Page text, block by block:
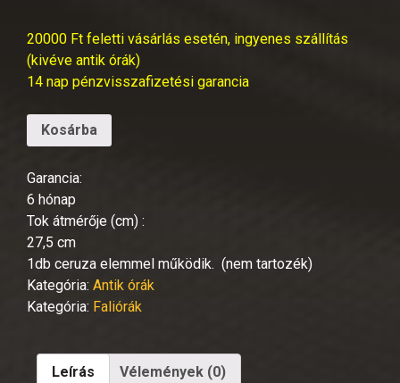
20000 Ft feletti vásárlás esetén, ingyenes szállítás
(kivéve antik órák)
14 nap pénzvisszafizetési garancia
Kosárba
Garancia:
6 hónap
Tok átmérője (cm) :
27,5 cm
1db ceruza elemmel működik. (nem tartozék)
Kategória: Antik órák
Kategória: Faliórák
Leírás Vélemények (0)